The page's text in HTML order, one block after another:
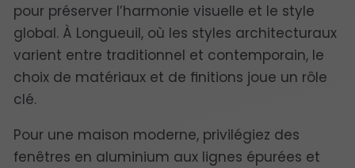
pour préserver l’harmonie visuelle et le style
global. À Longueuil, où les styles architecturaux
varient entre traditionnel et contemporain, le
choix de matériaux et de finitions joue un rôle
clé.
Pour une maison moderne, privilégiez des
fenêtres en aluminium aux lignes épurées et